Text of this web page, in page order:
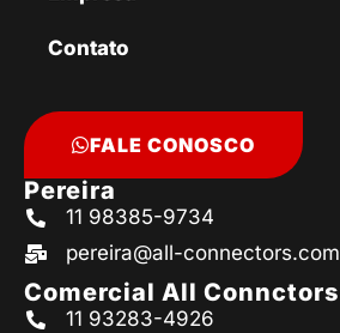
Contato
FALE CONOSCO
Pereira
11 98385-9734
pereira@all-connectors.com
Comercial All Connctors
11 93283-4926